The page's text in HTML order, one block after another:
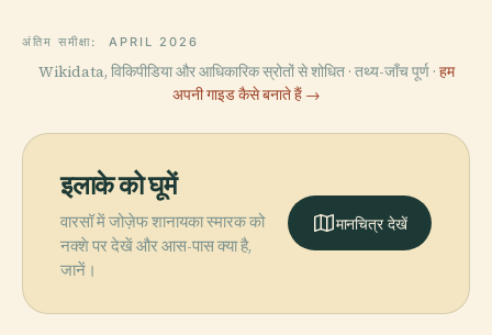
अंतिम समीक्षा: APRIL 2026
Wikidata, विकिपीडिया और आधिकारिक स्रोतों से शोधित · तथ्य-जाँच पूर्ण · हम
अपनी गाइड कैसे बनाते हैं →
इलाके को घूमें
वारसॉ में जोज़ेफ शानायका स्मारक को
नक्शे पर देखें और आस-पास क्या है,
जानें।
मानचित्र देखें